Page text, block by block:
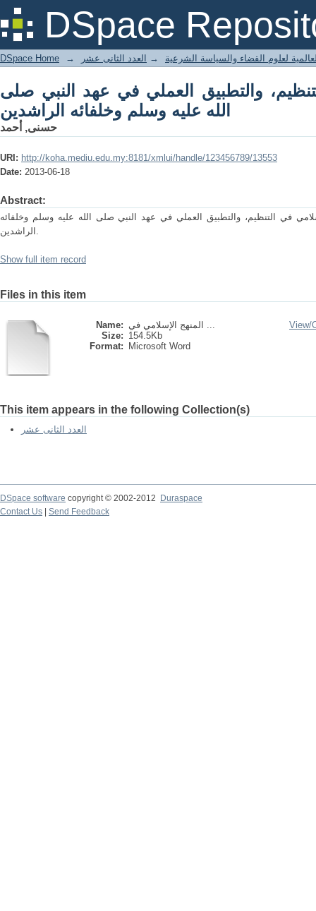
DSpace
عهد النبي صلى الله عليه وسلم وخلفائه
الراشدين
DSpace Home → لعلوم القضاء والسياسة الشرعية → العدد الثانى عشر
والتطبيق العملي في عهد النبي صلى
الله عليه وسلم وخلفائه الراشدين
حسنى, أحمد
URI: http://koha.mediu.edu.my:8181/xmlui/handle/123456789/13553
Date: 2013-06-18
Abstract:
في التنظيم، والتطبيق العملي في عهد النبي صلى الله عليه وسلم وخلفائه
الراشدين.
Show full item record
Files in this item
Name:
المنهج الإسلامي في ...
Size: 154.5Kb
Format:
Microsoft Word
View/
This item appears in the following Collection(s)
العدد الثانى عشر
DSpace software copyright © 2002-2012
Duraspace
Contact Us
Send Feedback